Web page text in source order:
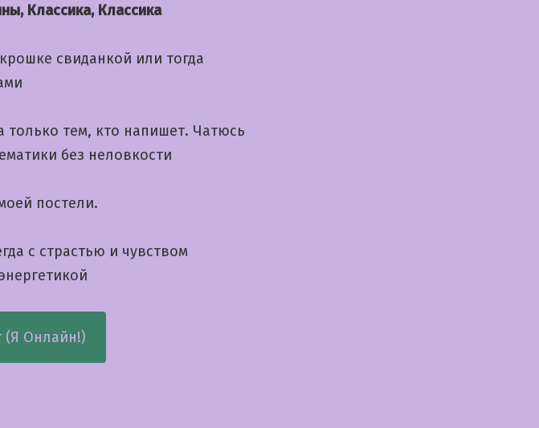
Классика, Классика
свиданкой или тогда
тем, кто напишет. Чатюсь
без неловкости
постели.
с страстью и чувством
(Я Онлайн!)